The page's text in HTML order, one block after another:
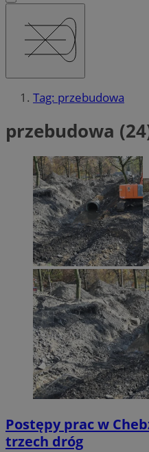
Tag: przebudowa
przebudowa
Postępy prac w
trzech dróg